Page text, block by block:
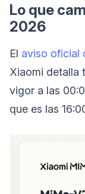
Lo que
2026
El aviso oficial
Xiaomi detalla
vigor a las
que es las